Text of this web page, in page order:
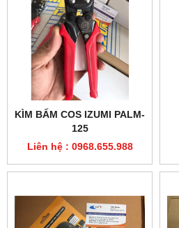
KÌM BẤM COS IZUMI PALM-
125
Liên hệ : 0968.655.988